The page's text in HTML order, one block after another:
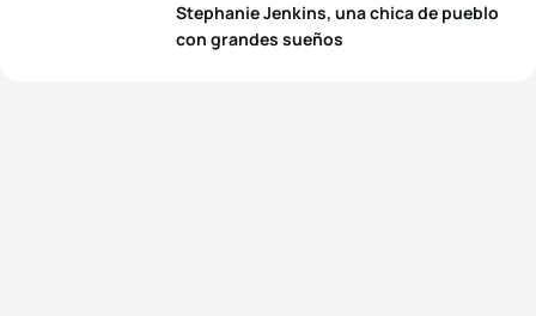
Stephanie Jenkins, una chica de pueblo
con grandes sueños